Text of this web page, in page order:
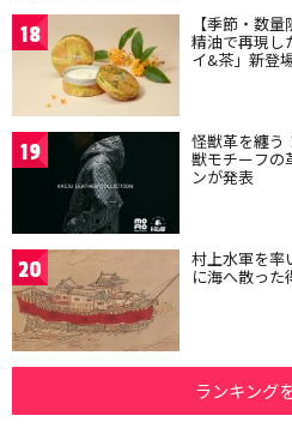
18 【季節・数
精油で再現し
イ&茶」新登
19 怪獣革を纏
獣モチーフの
ンが発表
20 村上水軍を率
に海へ散っ
ランキング